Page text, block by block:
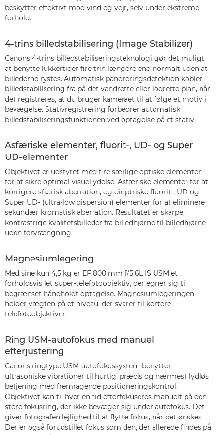
beskytter effektivt mod vind og vejr, selv under ekstreme
forhold.
4-trins billedstabilisering (Image Stabilizer)
Canons 4-trins billedstabiliseringsteknologi gør det muligt
at benytte lukkertider fire trin længere end normalt uden at
billederne rystes. Automatisk panoreringsdetektion kobler
billedstabilisering fra på det vandrette eller lodrette plan, når
det registreres, at du bruger kameraet til at følge et motiv i
bevægelse. Stativregistrering forbedrer automatisk
billedstabiliseringsfunktionen ved optagelse på et stativ.
Asfæriske elementer, fluorit-, UD- og Super
UD-elementer
Objektivet er udstyret med fire særlige optiske elementer
for at sikre optimal visuel ydelse: Asfæriske elementer for at
korrigere sfærisk aberration, og dioptriske fluorit-, UD og
Super UD- (ultra-low dispersion) elementer for at eliminere
sekundær kromatisk aberration. Resultatet er skarpe,
kontrastrige kvalitetsbilleder fra billedhjørne til billedhjørne
uden forvrængning.
Magnesiumlegering
Med sine kun 4,5 kg er EF 800 mm f/5.6L IS USM et
forholdsvis let super-telefotoobjektiv, der egner sig til
begrænset håndholdt optagelse. Magnesiumlegeringen
holder vægten på et niveau, der svarer til kortere
telefotoobjektiver.
Ring USM-autofokus med manuel
efterjustering
Canons ringtype USM-autofokussystem benytter
ultrasoniske vibrationer til hurtig, præcis og nærmest lydløs
betjening med fremragende positioneringskontrol.
Objektivet kan til hver en tid efterfokuseres manuelt på den
store fokusring, der ikke bevæger sig under autofokus. Det
giver fotografen lejlighed til at flytte fokus, når det ønskes.
Der er også forudstillet fokus som den, der allerede findes på